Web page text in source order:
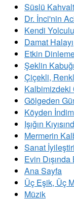
Süslü
Dr. İnci'nin
Kendi
Damat Halayı
Etkin
Şeklin
Çiçekli,
Kalbimizdeki
Gölgeden
Köyden
Işığın
Mermerin
Sanat
Evin Dışında
Ana Sayfa
Üç Eşik, Üç
Müzik